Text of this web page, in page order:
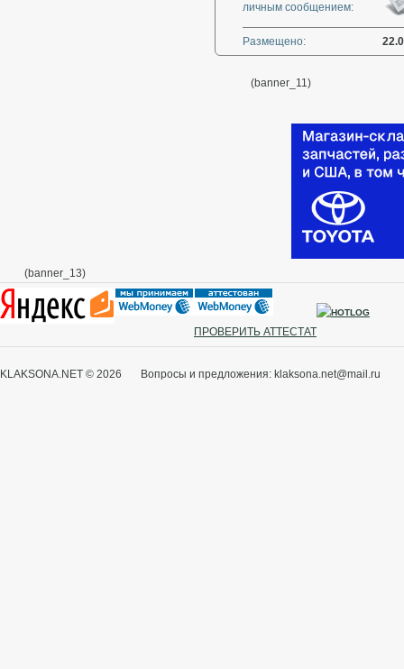
личным сообщением:
Размещено:
(banner_11)
(banner_13)
ПРОВЕРИТЬ АТТЕСТАТ
KLAKSONA.NET © 2026 Вопросы и предложения: klaksona.net@mail.ru